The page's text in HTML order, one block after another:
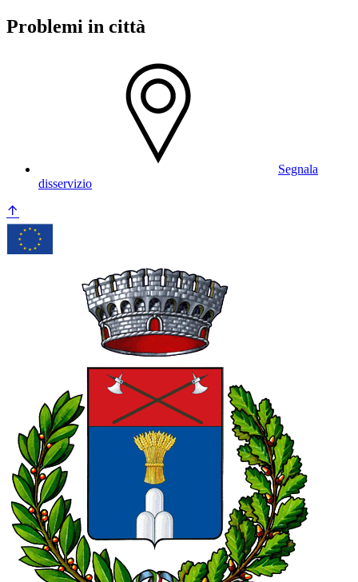
Problemi in città
Segnala
disservizio